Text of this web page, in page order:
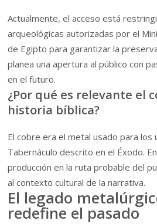
Actualmente, el acceso está
arqueológicas autorizadas por el
de Egipto para garantizar la
planea una apertura al público con
en el futuro.
¿Por qué es relevante el
historia bíblica?
El cobre era el metal usado para los
Tabernáculo descrito en el Éxodo.
producción en la ruta probable del
al contexto cultural de la narrativa.
El legado
redefine el pasado